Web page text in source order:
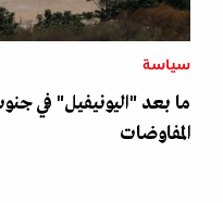
سياسة
ما بعد "اليونيفيل" في
المفاوضات